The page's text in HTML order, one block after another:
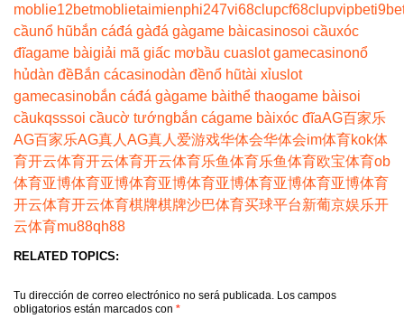
moblie12betmoblietaimienphi247vi68clupcf68clupvipbet
cầunổ hũbắn cáđá gàđá gàgame bàicasinosoi cầuxóc
đĩagame bàigiải mã giấc mơbầu cuaslot gamecasinonổ
hủdàn đềBắn cácasinodàn đềnổ hũtài xỉuslot
gamecasinobắn cáđá gàgame bàithể thaogame bàisoi
cầukqsssoi cầucờ tướngbắn cágame bàixóc đĩaAG百家乐
AG百家乐AG真人 AG真人 爱游戏华体会华体会im体育kok体
育开云体育开云体育开云体育乐鱼体育乐鱼体育欧宝体育ob
体育亚博体育亚博体育亚博体育亚博体育亚博体育亚博体育
开云体育开云体育棋牌棋牌沙巴体育买球平台新葡京娱乐开
云体育mu88qh88
RELATED TOPICS:
Tu dirección de correo electrónico no será publicada. Los campos
obligatorios están marcados con *